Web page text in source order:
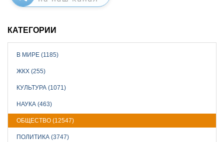
КАТЕГОРИИ
В МИРЕ (1185)
ЖКХ (255)
КУЛЬТУРА (1071)
НАУКА (463)
ОБЩЕСТВО (12547)
ПОЛИТИКА (3747)